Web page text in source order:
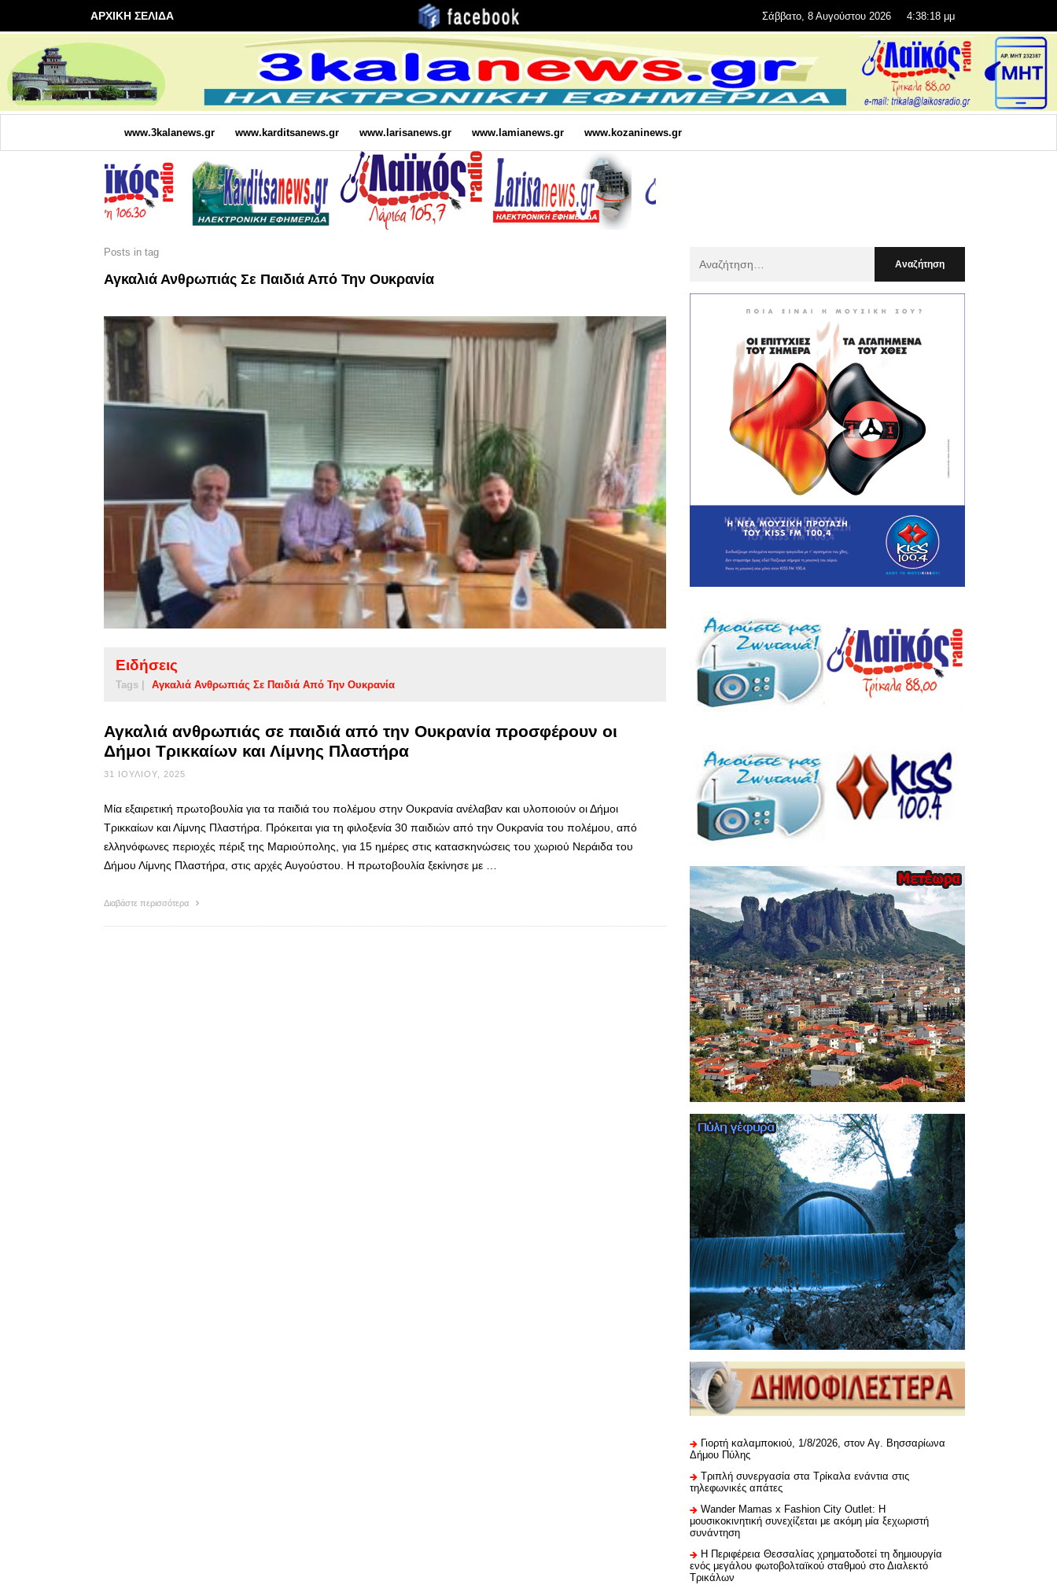
ΑΡΧΙΚΗ ΣΕΛΙΔΑ Σάββατο, 8 Αυγούστου 2026 4:38:19 μμ
www.3kalanews.gr www.karditsanews.gr www.larisanews.gr www.lamianews.gr www.kozaninews.gr
Posts in tag
Αγκαλιά Ανθρωπιάς Σε Παιδιά Από Την Ουκρανία
Ειδήσεις
Tags | Αγκαλιά Ανθρωπιάς Σε Παιδιά Από Την Ουκρανία
Αγκαλιά ανθρωπιάς σε παιδιά από την Ουκρανία προσφέρουν οι
Δήμοι Τρικκαίων και Λίμνης Πλαστήρα
31 ΙΟΥΛΊΟΥ, 2025
Μία εξαιρετική πρωτοβουλία για τα παιδιά του πολέμου στην Ουκρανία ανέλαβαν και υλοποιούν οι Δήμοι
Τρικκαίων και Λίμνης Πλαστήρα. Πρόκειται για τη φιλοξενία 30 παιδιών από την Ουκρανία του πολέμου, από
ελληνόφωνες περιοχές πέριξ της Μαριούπολης, για 15 ημέρες στις κατασκηνώσεις του χωριού Νεράιδα του
Δήμου Λίμνης Πλαστήρα, στις αρχές Αυγούστου. Η πρωτοβουλία ξεκίνησε με …
Διαβάστε περισσότερα
:
Γιορτή καλαμποκιού, 1/8/2026, στον Αγ. Βησσαρίωνα
Δήμου Πύλης
Τριπλή συνεργασία στα Τρίκαλα ενάντια στις
τηλεφωνικές απάτες
Wander Mamas x Fashion City Outlet: Η
μουσικοκινητική συνεχίζεται με ακόμη μία ξεχωριστή
συνάντηση
H Περιφέρεια Θεσσαλίας χρηματοδοτεί τη δημιουργία
ενός μεγάλου φωτοβολταϊκού σταθμού στο Διαλεκτό
Τρικάλων